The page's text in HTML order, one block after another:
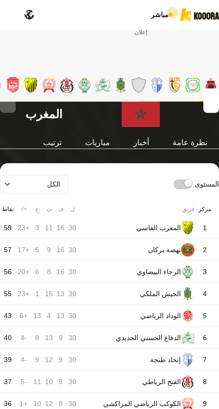
مباشر
إعلان
المغرب
نظرة عامة أخبار مباريات ترتيب
المستوى الكل
مركز فريق ل ف ت خ +/- نقاط
1 المغرب الفاسي 30
16
11
3
+23
59
2 نهضة بركان 30
16
9
5
+17
57
3 الرجاء البيضاوي 30
16
8
6
+20
56
4 الجيش الملكي 30
13
16
1
+23
55
5 الوداد الرياضي 30
13
4
13
+6
43
6 الدفاع الحسني الجديدي 30
9
13
8
-4
40
7 إتحاد طنجة 30
9
12
9
-4
39
8 الفتح الرباطي 30
9
10
11
-5
37
9 الكوكب الرياضي المراكشي 30
8
12
10
+1
36